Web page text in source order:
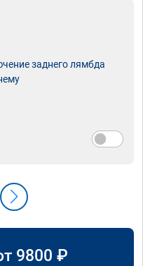
заднего лямбда
9800 ₽